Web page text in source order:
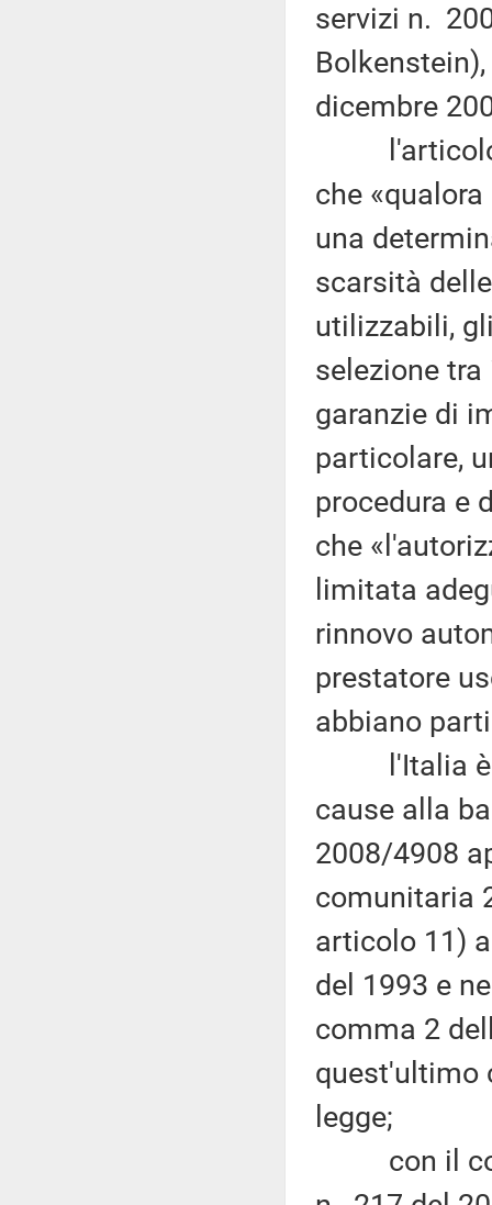
servizi n.
dicembre
l'articolo
che
una
scarsità
utilizzabili,
selezione
garanzie di
particolare,
procedura e
che
limitata
rinnovo
prestatore
abbiano
l'Italia è
cause alla
2008/4908
comunitaria
articolo 11)
del 1993 e
comma 2
quest'ultimo
legge;
con il